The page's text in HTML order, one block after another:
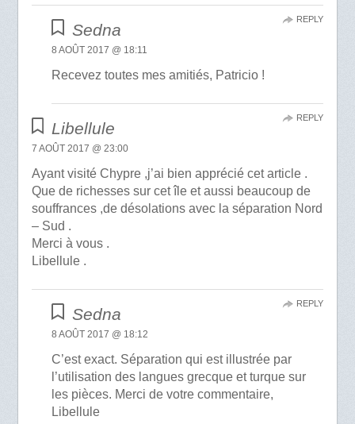
Sedna
8 AOÛT 2017 @ 18:11
Recevez toutes mes amitiés, Patricio !
REPLY
Libellule
7 AOÛT 2017 @ 23:00
Ayant visité Chypre ,j’ai bien apprécié cet article .
Que de richesses sur cet île et aussi beaucoup de
souffrances ,de désolations avec la séparation Nord
– Sud .
Merci à vous .
Libellule .
REPLY
Sedna
8 AOÛT 2017 @ 18:12
C’est exact. Séparation qui est illustrée par
l’utilisation des langues grecque et turque sur
les pièces. Merci de votre commentaire,
Libellule
REPLY